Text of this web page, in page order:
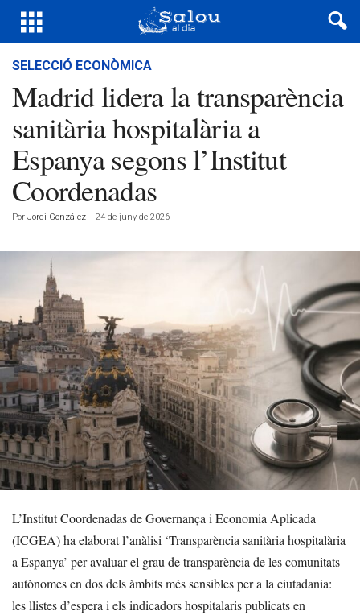
SELECCIÓ ECONÒMICA
Madrid lidera la transparència
sanitària hospitalària a
Espanya segons l’Institut
Coordenadas
Por Jordi González - 24 de juny de 2026
L’Institut Coordenadas de Governança i Economia Aplicada
(ICGEA) ha elaborat l’anàlisi ‘Transparència sanitària hospitalària
a Espanya’ per avaluar el grau de transparència de les comunitats
autònomes en dos dels àmbits més sensibles per a la ciutadania:
les llistes d’espera i els indicadors hospitalaris publicats en